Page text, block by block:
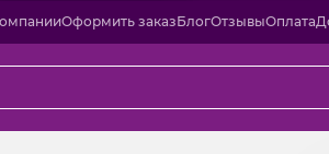
Оформить заказБлогОтзывыОплата